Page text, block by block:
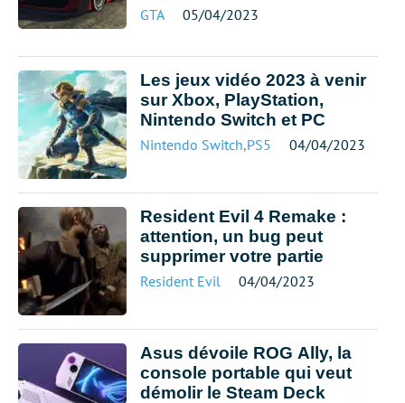
GTA 05/04/2023
Les jeux vidéo 2023 à venir
sur Xbox, PlayStation,
Nintendo Switch et PC
Nintendo Switch,PS5 04/04/2023
Resident Evil 4 Remake :
attention, un bug peut
supprimer votre partie
Resident Evil 04/04/2023
Asus dévoile ROG Ally, la
console portable qui veut
démolir le Steam Deck